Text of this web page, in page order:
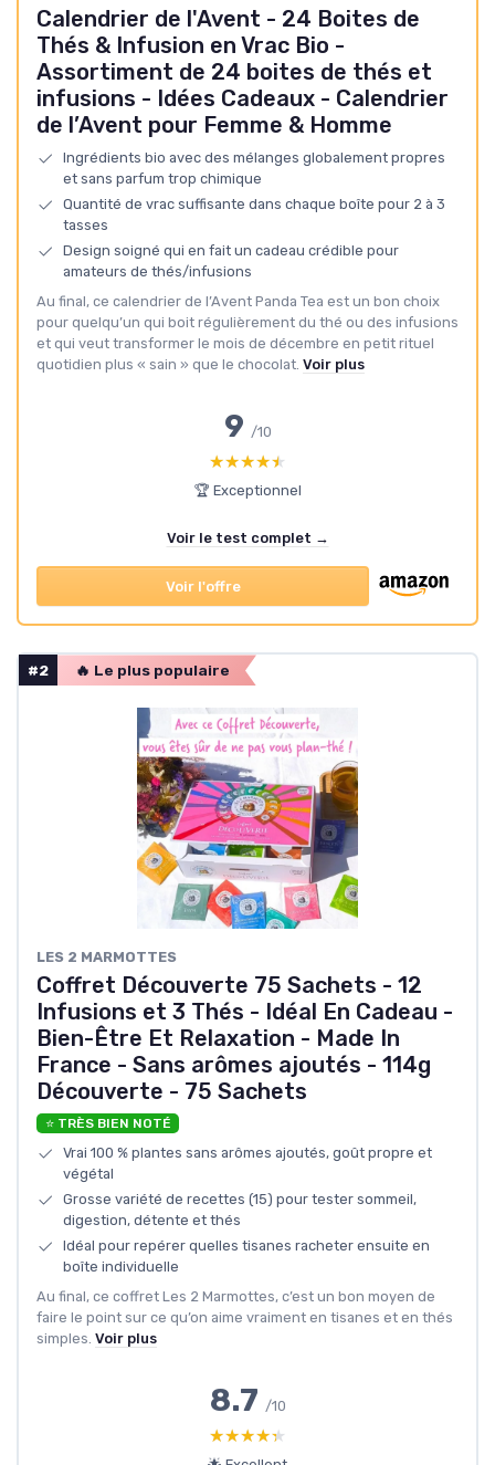
Calendrier de l'Avent - 24 Boites de
Thés & Infusion en Vrac Bio -
Assortiment de 24 boites de thés et
infusions - Idées Cadeaux - Calendrier
de l’Avent pour Femme & Homme
Ingrédients bio avec des mélanges globalement propres
et sans parfum trop chimique
Quantité de vrac suffisante dans chaque boîte pour 2 à 3
tasses
Design soigné qui en fait un cadeau crédible pour
amateurs de thés/infusions
Au final, ce calendrier de l’Avent Panda Tea est un bon choix
pour quelqu’un qui boit régulièrement du thé ou des infusions
et qui veut transformer le mois de décembre en petit rituel
quotidien plus « sain » que le chocolat. Voir plus
9 /10
★★★★★
★★★★★
🏆 Exceptionnel
Voir le test complet →
Voir l'offre
#2 🔥 Le plus populaire
LES 2 MARMOTTES
Coffret Découverte 75 Sachets - 12
Infusions et 3 Thés - Idéal En Cadeau -
Bien-Être Et Relaxation - Made In
France - Sans arômes ajoutés - 114g
Découverte - 75 Sachets
⭐ TRÈS BIEN NOTÉ
Vrai 100 % plantes sans arômes ajoutés, goût propre et
végétal
Grosse variété de recettes (15) pour tester sommeil,
digestion, détente et thés
Idéal pour repérer quelles tisanes racheter ensuite en
boîte individuelle
Au final, ce coffret Les 2 Marmottes, c’est un bon moyen de
faire le point sur ce qu’on aime vraiment en tisanes et en thés
simples. Voir plus
8.7 /10
★★★★★
★★★★★